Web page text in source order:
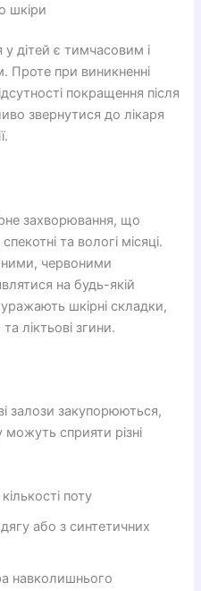
шкіри
у дітей є тимчасовим і
Проте при виникненні
покращення після
звернутися до лікаря
захворювання, що
та вологі місяці.
червоними
на будь-якій
уражають шкірні складки,
ліктьові згини.
залози закупорюються,
сприяти різні
поту
або з синтетичних
навколишнього